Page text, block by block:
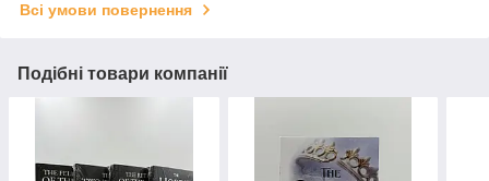
Всі умови повернення
Подібні товари компанії